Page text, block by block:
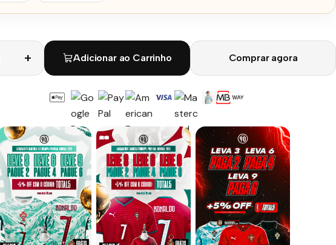
Adicionar ao Carrinho Comprar agora